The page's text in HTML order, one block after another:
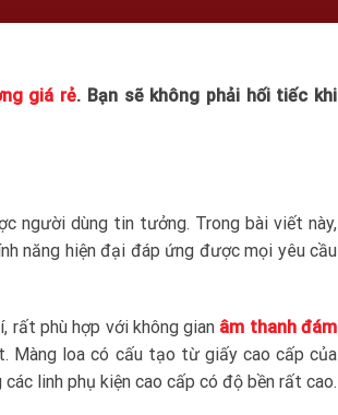
giá rẻ. Bạn sẽ không phải hối tiếc khi
người dùng tin tưởng. Trong bài viết này,
năng hiện đại đáp ứng được mọi yêu cầu
rất phù hợp với không gian âm thanh đám
Màng loa có cấu tạo từ giấy cao cấp của
linh phụ kiện cao cấp có độ bền rất cao.